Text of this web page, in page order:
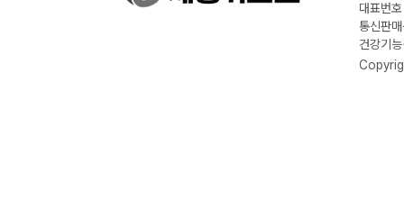
대표번
통신판
건강기